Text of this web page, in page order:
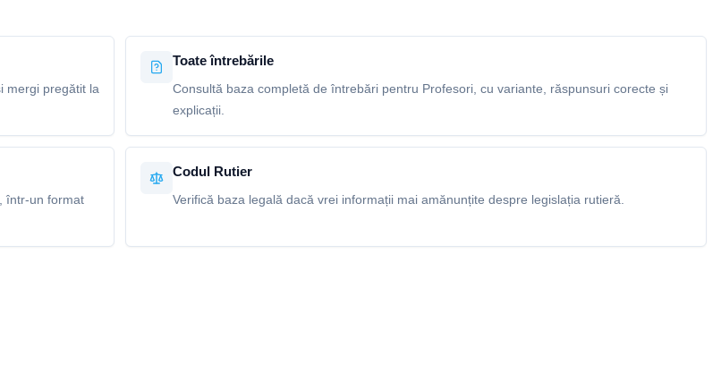
mergi pregătit la
Toate întrebările
Consultă baza completă de întrebări pentru Profesori, cu variante, răspunsuri corecte și
explicații.
într-un format
Codul Rutier
Verifică baza legală dacă vrei informații mai amănunțite despre legislația rutieră.